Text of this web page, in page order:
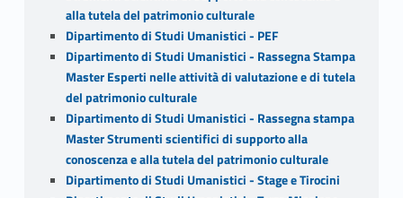
alla tutela del patrimonio culturale
Dipartimento di Studi Umanistici - PEF
Dipartimento di Studi Umanistici - Rassegna Stampa
Master Esperti nelle attività di valutazione e di tutela
del patrimonio culturale
Dipartimento di Studi Umanistici - Rassegna stampa
Master Strumenti scientifici di supporto alla
conoscenza e alla tutela del patrimonio culturale
Dipartimento di Studi Umanistici - Stage e Tirocini